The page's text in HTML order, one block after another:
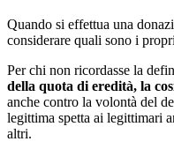
Quando si effettua una
considerare quali sono i
Per chi non ricordasse la
della quota di eredità, la
anche contro la volontà del
legittima spetta ai legittimari
altri.